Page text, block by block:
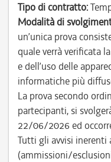
Tipo di contratto:
Modalità di
un’unica prova
quale verrà verificata
e dell’uso delle
informatiche più
La prova secondo
partecipanti, si
22/06/2026 ed
Tutti gli avvisi inerenti
(ammissioni/